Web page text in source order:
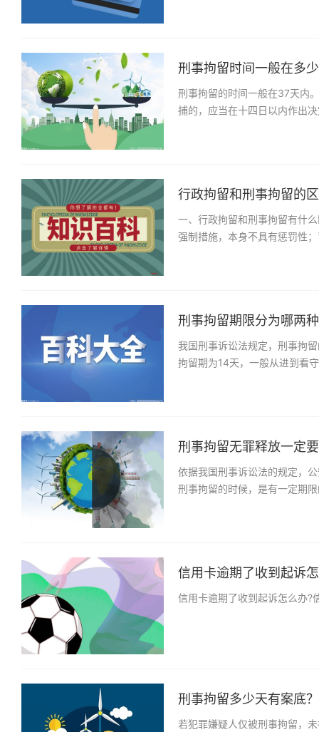
刑事拘留时间一般在多
刑事拘留的时间一般在37天内
捕的，应当在十四日以内作出
行政拘留和刑事拘留的
一、行政拘留和刑事拘留有什
强制措施，本身不具有惩罚性
刑事拘留期限分为哪两
我国刑事诉讼法规定，刑事拘
拘留期为14天，一般从进到看
刑事拘留无罪释放一定
依据我国刑事诉讼法的规定，
刑事拘留的时候，是有一定期
信用卡逾期了收到起诉
信用卡逾期了收到起诉怎么办?
刑事拘留多少天有案底
若犯罪嫌疑人仅被刑事拘留，